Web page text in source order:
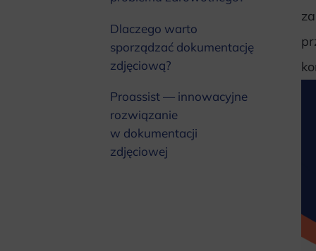
Dlaczego warto
sporządzać dokumentację
zdjęciową?
Proassist — innowacyjne
rozwiązanie
w dokumentacji
zdjęciowej